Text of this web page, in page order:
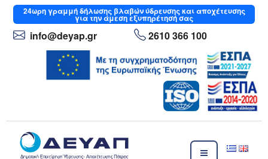
Μετάβαση
στο
περιεχόμενο
24ωρηγραμμή δήλωσης βλαβών ύδρευσης και αποχέτευσης
για την άμεση εξυπηρέτησή σας
info@deyap.gr 2610 366 100